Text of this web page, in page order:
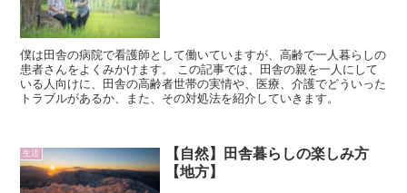
僕は田舎の病院で看護師として働いていますが、高齢で一人暮らしの
患者さんをよくみかけます。 この記事では、田舎の親を一人にして
いる人向けに、田舎の高齢者世帯の実情や、医療、介護でどういった
トラブルがあるか、また、その対処法を紹介していきます。
生活
【自然】田舎暮らしの楽しみ方
【地方】